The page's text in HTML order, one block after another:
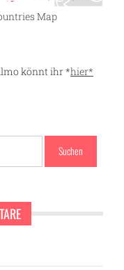
Map
könnt ihr *hier*